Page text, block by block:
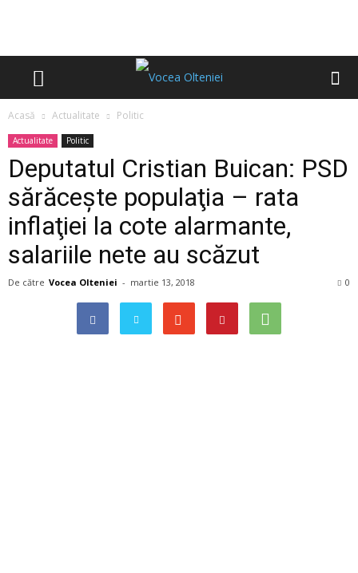
Acasă Actualitate Politic
Actualitate Politic
Deputatul Cristian Buican: PSD
sărăceşte populaţia – rata
inflaţiei la cote alarmante,
salariile nete au scăzut
De către Vocea Olteniei - martie 13, 2018 0